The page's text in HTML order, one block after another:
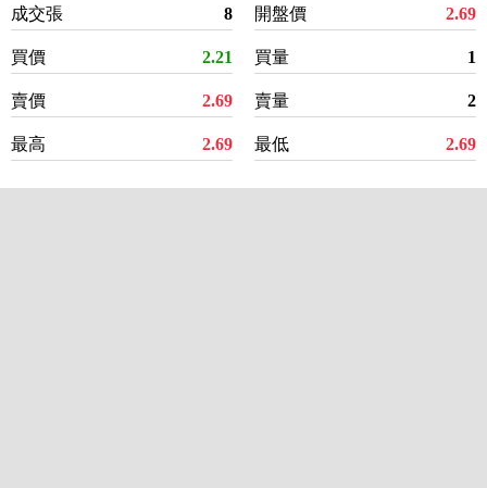
成交張 8
買價 2.21
賣價 2.69
最高 2.69
開盤價 2.69
買量 1
賣量 2
最低 2.69